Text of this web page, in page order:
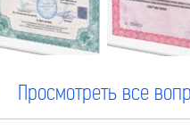
Просмотреть все